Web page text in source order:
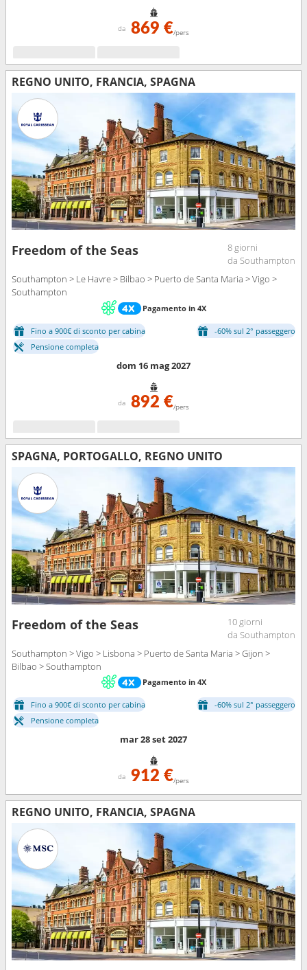
da 869 €/pers
REGNO UNITO, FRANCIA, SPAGNA
Freedom of the Seas
8 giorni
da Southampton
Southampton > Le Havre > Bilbao > Puerto de Santa Maria > Vigo >
Southampton
Pagamento in 4X
Fino a 900€ di sconto per cabina
-60% sul 2° passeggero
Pensione completa
dom 16 mag 2027
da 892 €/pers
SPAGNA, PORTOGALLO, REGNO UNITO
Freedom of the Seas
10 giorni
da Southampton
Southampton > Vigo > Lisbona > Puerto de Santa Maria > Gijon >
Bilbao > Southampton
Pagamento in 4X
Fino a 900€ di sconto per cabina
-60% sul 2° passeggero
Pensione completa
mar 28 set 2027
da 912 €/pers
REGNO UNITO, FRANCIA, SPAGNA